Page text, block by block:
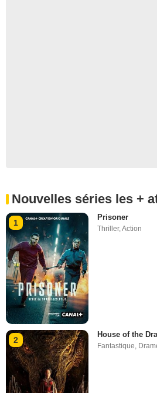
Nouvelles séries les +
1
Prisoner
Thriller,Action
2
House of the
Fantastique